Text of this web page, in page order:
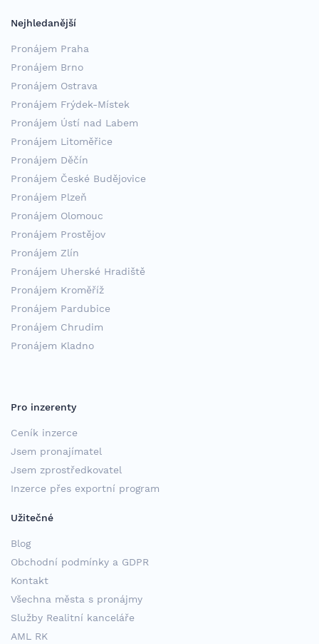
Nejhledanější
Pronájem Praha
Pronájem Brno
Pronájem Ostrava
Pronájem Frýdek-Místek
Pronájem Ústí nad Labem
Pronájem Litoměřice
Pronájem Děčín
Pronájem České Budějovice
Pronájem Plzeň
Pronájem Olomouc
Pronájem Prostějov
Pronájem Zlín
Pronájem Uherské Hradiště
Pronájem Kroměříž
Pronájem Pardubice
Pronájem Chrudim
Pronájem Kladno
Pro inzerenty
Ceník inzerce
Jsem pronajímatel
Jsem zprostředkovatel
Inzerce přes exportní program
Užitečné
Blog
Obchodní podmínky a GDPR
Kontakt
Všechna města s pronájmy
Služby Realitní kanceláře
AML RK